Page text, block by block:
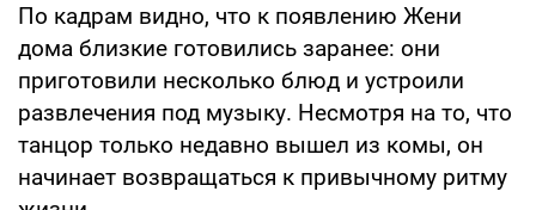
По кадрам видно, что к появлению Жени
дома близкие готовились заранее: они
приготовили несколько блюд и устроили
развлечения под музыку. Несмотря на то, что
танцор только недавно вышел из комы, он
начинает возвращаться к привычному ритму